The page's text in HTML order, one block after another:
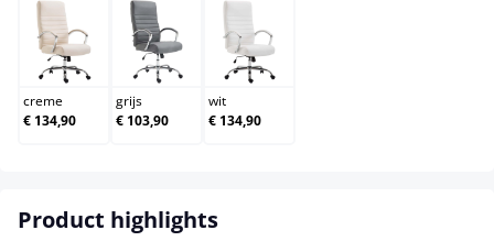
creme
creme
€ 134,90
grijs
grijs
€ 103,90
wit
wit
€ 134,90
Product highlights